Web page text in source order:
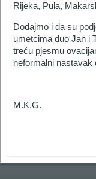
Rijeka, Pula,
Dodajmo i da su
umetcima duo Jan i
treću pjesmu
neformalni nastavak
M.K.G.